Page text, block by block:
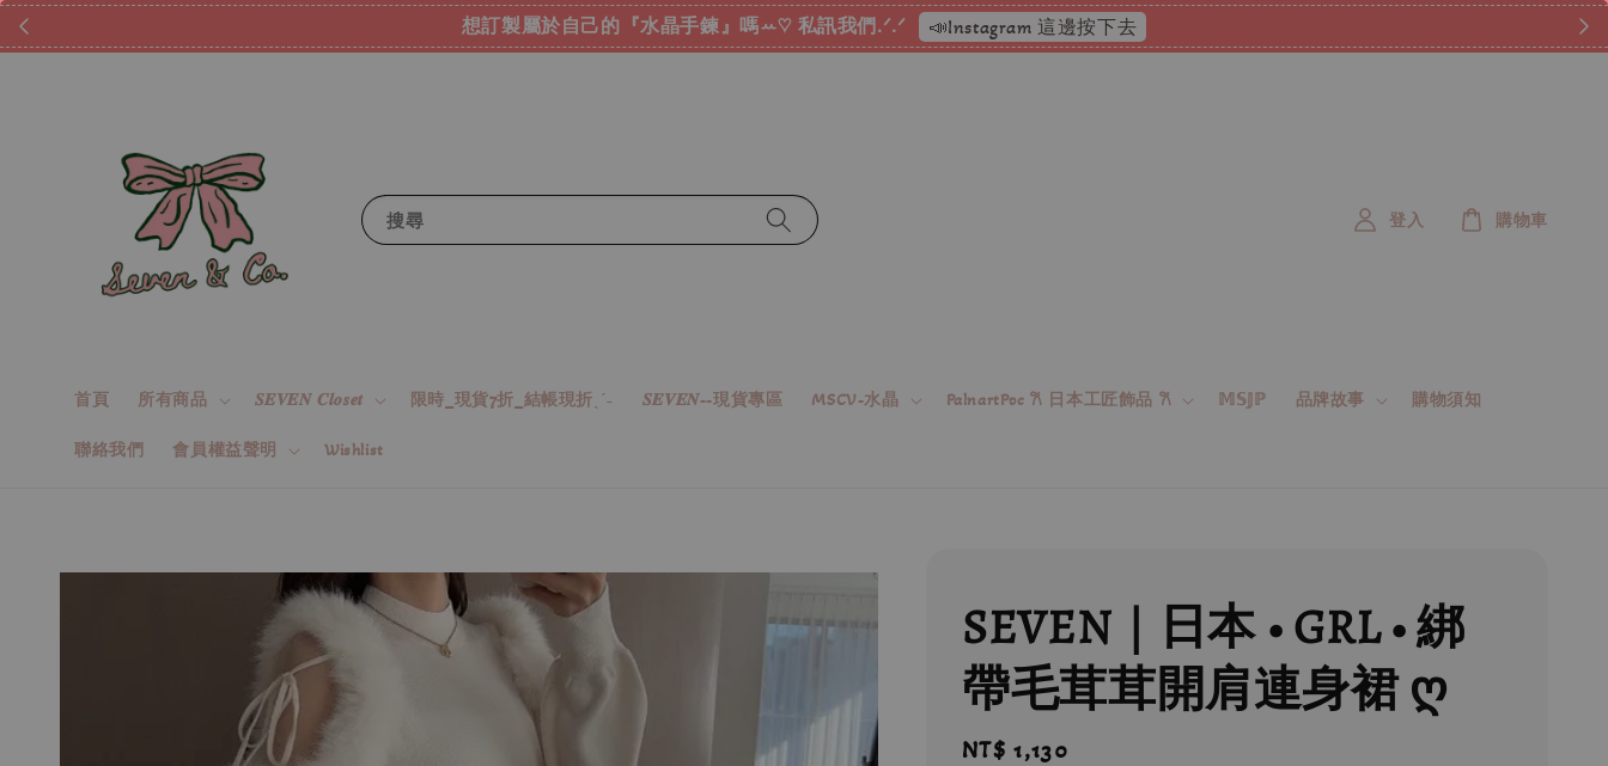
想訂製屬於自己的『水晶手鍊』嗎ꕀ♡ 私訊我們.ᐟ.ᐟ 📣Instagram 這邊按下去
搜尋
首頁 所有商品 𝑺𝑬𝑽𝑬𝑵 𝑪𝒍𝒐𝒔𝒆𝒕 限時_現貨7折_結帳現折ˎˊ˗ 𝑺𝑬𝑽𝑬𝑵--現貨專區 MSCV-水晶 PalnartPoc 𐙚 日本工匠飾品 𐙚 𝕄𝕊𝕁ℙ 品牌故事 購物須知
聯絡我們 會員權益聲明 Wishlist
登入 購物車
SEVEN｜日本 • GRL • 綁
帶毛茸茸開肩連身裙 ღ
Regular
NT$ 1,130